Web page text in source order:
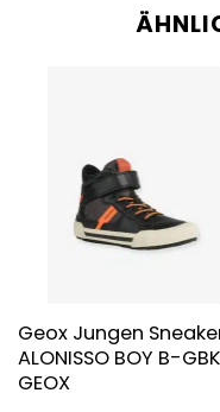
Geox Jungen
ALONISSO BOY B-GBK
GEOX